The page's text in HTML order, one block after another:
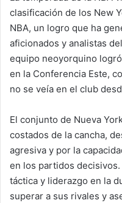
clasificación de los New
NBA, un logro que ha
aficionados y analistas
equipo neoyorquino
en la Conferencia Este,
no se veía en el club
El conjunto de Nueva
costados de la cancha,
agresiva y por la
en los partidos
táctica y liderazgo en la
superar a sus rivales y